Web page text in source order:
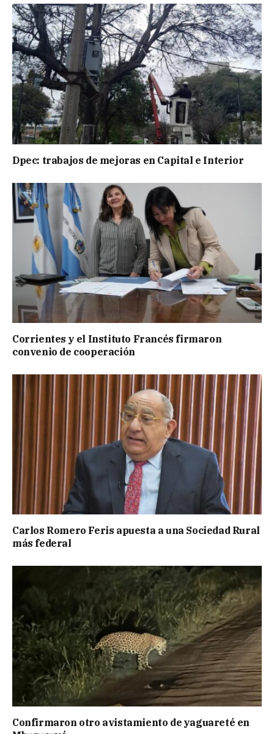
Dpec: trabajos de mejoras en Capital e Interior
Corrientes y el Instituto Francés firmaron
convenio de cooperación
Carlos Romero Feris apuesta a una Sociedad Rural
más federal
Confirmaron otro avistamiento de yaguareté en